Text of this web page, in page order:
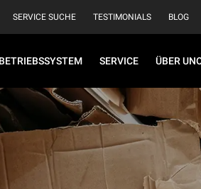
SERVICE SUCHE TESTIMONIALS BLOG
SERVICE ÜBER